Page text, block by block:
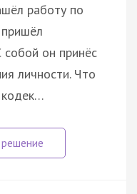
работу по
собой он принёс
личности. Что
кодек…